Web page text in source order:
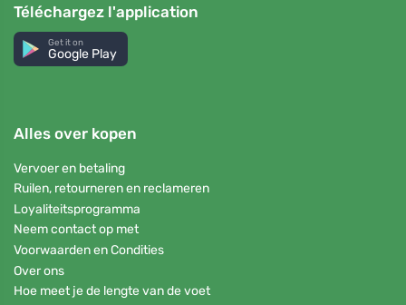
Téléchargez l'application
Get it on
Google Play
Alles over kopen
Vervoer en betaling
Ruilen, retourneren en reclameren
Loyaliteitsprogramma
Neem contact op met
Voorwaarden en Condities
Over ons
Hoe meet je de lengte van de voet